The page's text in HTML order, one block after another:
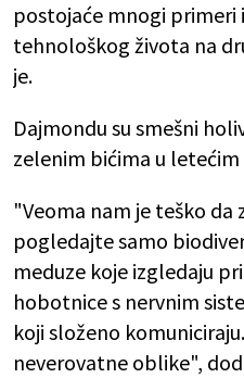
postojaće mnogi
tehnološkog života na
je.
Dajmondu su smešni
zelenim bićima u
"Veoma nam je teško
pogledajte samo
meduze koje izgledaju
hobotnice s nervnim
koji složeno
neverovatne oblike",